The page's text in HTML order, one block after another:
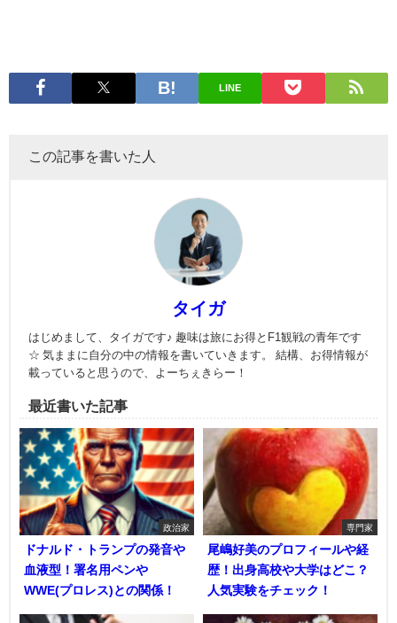
LINE
この記事を書いた人
タイガ
はじめまして、タイガです♪ 趣味は旅にお得とF1観戦の青年です
☆ 気ままに自分の中の情報を書いていきます。 結構、お得情報が
載っていると思うので、よーちぇきらー！
最近書いた記事
政治家
ドナルド・トランプの発音や
血液型！署名用ペンや
WWE(プロレス)との関係！
専門家
尾嶋好美のプロフィールや経
歴！出身高校や大学はどこ？
人気実験をチェック！